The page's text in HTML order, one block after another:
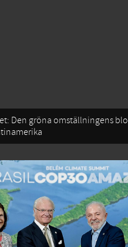
Den gröna omställningens